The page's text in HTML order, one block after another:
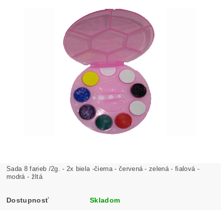
Sada 8 farieb /2g. - 2x biela -čierna - červená - zelená - fialová -
modrá - žltá
Dostupnosť Skladom